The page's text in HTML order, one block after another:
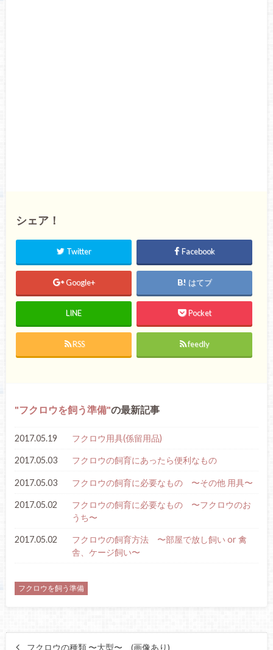
シェア！
Twitter Facebook
Google+ はてブ
LINE Pocket
RSS feedly
フクロウを飼う準備 の最新記事
2017.05.19 フクロウ用具(係留用品)
2017.05.03 フクロウの飼育にあったら便利なもの
2017.05.03 フクロウの飼育に必要なもの 〜その他 用具〜
2017.05.02
フクロウの飼育に必要なもの 〜フクロウのお
うち〜
2017.05.02
フクロウの飼育方法 〜部屋で放し飼い or 禽
舎、ケージ飼い〜
フクロウを飼う準備
フクロウの種類 〜大型〜 (画像あり)